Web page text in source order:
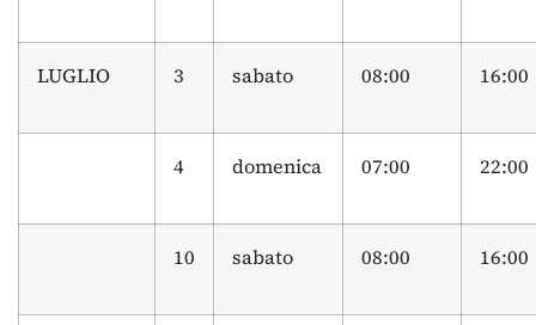
LUGLIO 3 sabato 08:00 16:00
4 domenica 07:00 22:00
10 sabato 08:00 16:00